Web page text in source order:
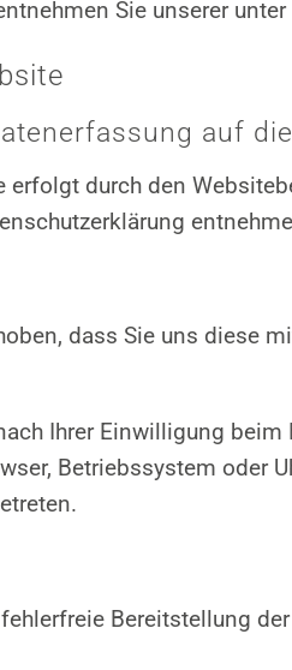
Sie unserer
auf
erfolgt durch den
dass Sie uns diese
Ihrer Einwilligung
Betriebssystem oder
Bereitstellung